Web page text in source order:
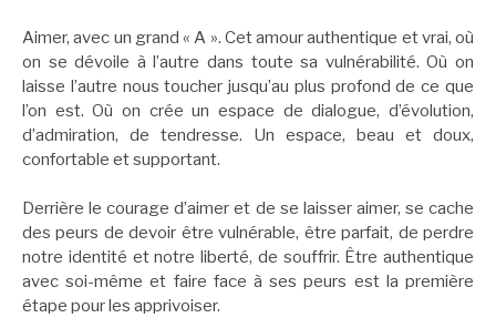
Aimer, avec un grand « A ». Cet amour authentique et vrai, où
on se dévoile à l’autre dans toute sa vulnérabilité. Où on
laisse l’autre nous toucher jusqu’au plus profond de ce que
l’on est. Où on crée un espace de dialogue, d’évolution,
d’admiration, de tendresse. Un espace, beau et doux,
confortable et supportant.
Derrière le courage d’aimer et de se laisser aimer, se cache
des peurs de devoir être vulnérable, être parfait, de perdre
notre identité et notre liberté, de souffrir. Être authentique
avec soi-même et faire face à ses peurs est la première
étape pour les apprivoiser.